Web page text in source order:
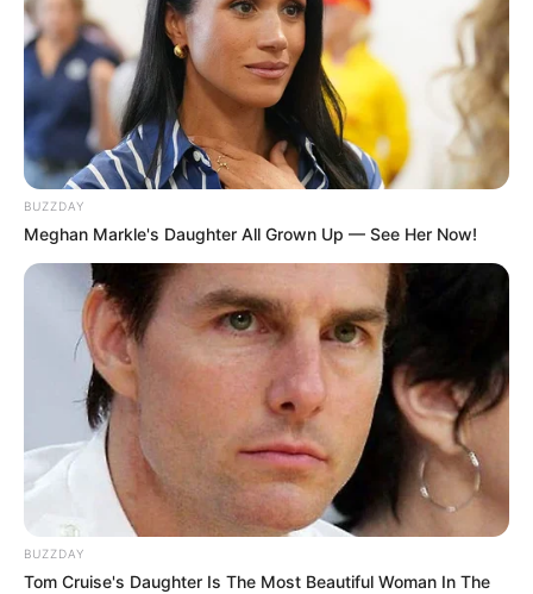
BUZZDAY
Meghan Markle's Daughter All Grown Up — See Her Now!
BUZZDAY
Tom Cruise's Daughter Is The Most Beautiful Woman In The